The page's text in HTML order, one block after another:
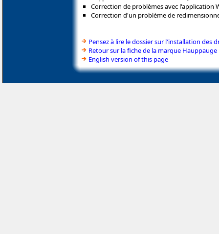
Correction de problèmes avec l'application
Correction d'un problème de
Pensez à lire le dossier sur l'installation des
Retour sur la fiche de la marque Hauppauge
English version of this page